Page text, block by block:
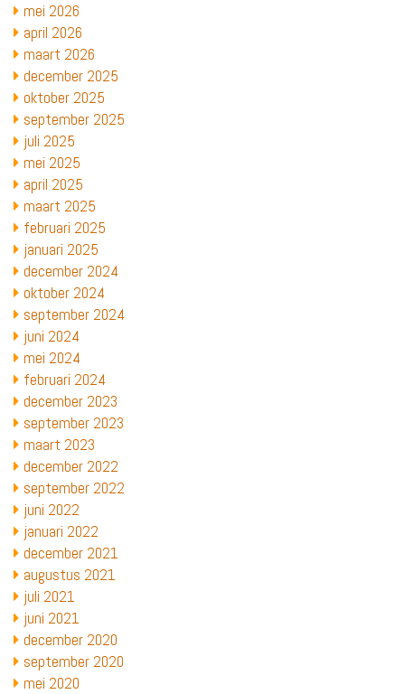
mei 2026
april 2026
maart 2026
december 2025
oktober 2025
september 2025
juli 2025
mei 2025
april 2025
maart 2025
februari 2025
januari 2025
december 2024
oktober 2024
september 2024
juni 2024
mei 2024
februari 2024
december 2023
september 2023
maart 2023
december 2022
september 2022
juni 2022
januari 2022
december 2021
augustus 2021
juli 2021
juni 2021
december 2020
september 2020
mei 2020